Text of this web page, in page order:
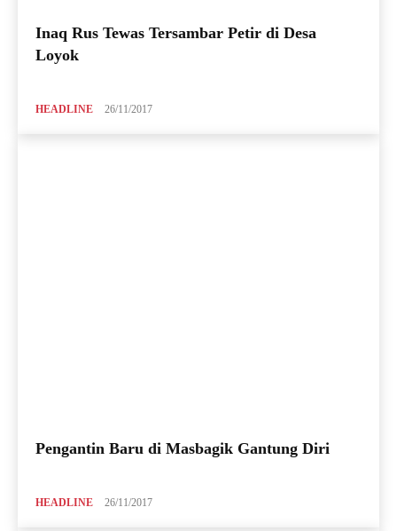
Inaq Rus Tewas Tersambar Petir di Desa
Loyok
HEADLINE 26/11/2017
Pengantin Baru di Masbagik Gantung Diri
HEADLINE 26/11/2017